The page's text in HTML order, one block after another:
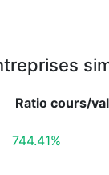
Ratio cours/
744.41%